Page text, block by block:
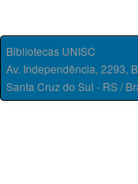
Bibliotecas UNISC
Av. Independência, 2293,
Santa Cruz do Sul - RS /